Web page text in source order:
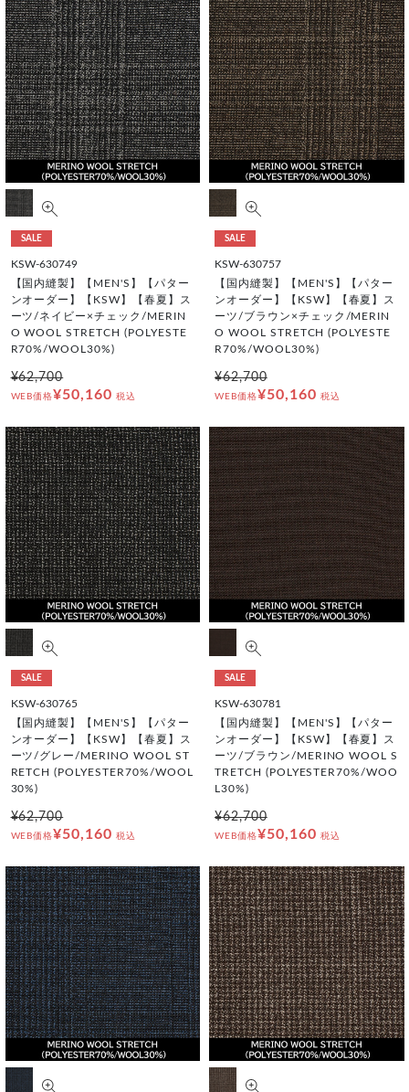
SALE
KSW-630749
【国内縫製】【MEN'S】【パター
ンオーダー】【KSW】【春夏】ス
ーツ/ネイビー×チェック/MERIN
O WOOL STRETCH (POLYESTE
R70%/WOOL30%)
¥62,700
WEB価格¥50,160 税込
SALE
KSW-630757
【国内縫製】【MEN'S】【パター
ンオーダー】【KSW】【春夏】ス
ーツ/ブラウン×チェック/MERIN
O WOOL STRETCH (POLYESTE
R70%/WOOL30%)
¥62,700
WEB価格¥50,160 税込
SALE
KSW-630765
【国内縫製】【MEN'S】【パター
ンオーダー】【KSW】【春夏】ス
ーツ/グレー/MERINO WOOL ST
RETCH (POLYESTER70%/WOOL
30%)
¥62,700
WEB価格¥50,160 税込
SALE
KSW-630781
【国内縫製】【MEN'S】【パター
ンオーダー】【KSW】【春夏】ス
ーツ/ブラウン/MERINO WOOL S
TRETCH (POLYESTER70%/WOO
L30%)
¥62,700
WEB価格¥50,160 税込